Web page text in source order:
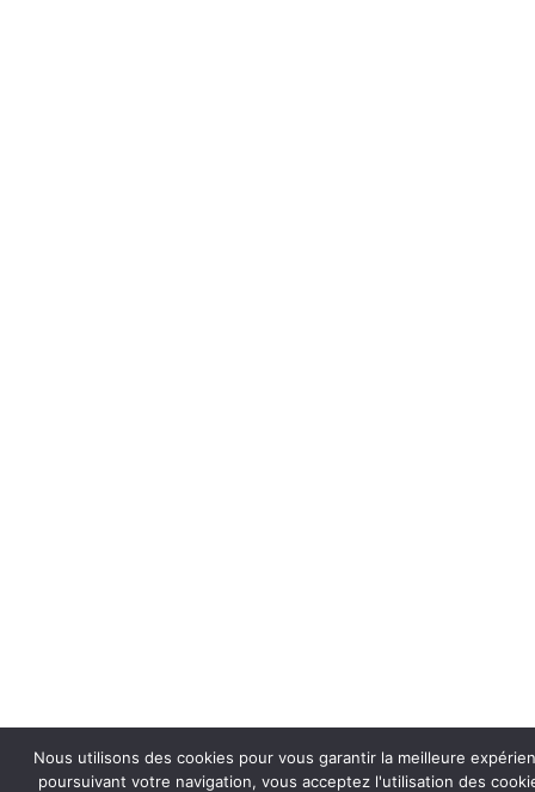
Nous utilisons des cookies pour vous garantir la meilleure
poursuivant votre navigation, vous acceptez l'utilisation des